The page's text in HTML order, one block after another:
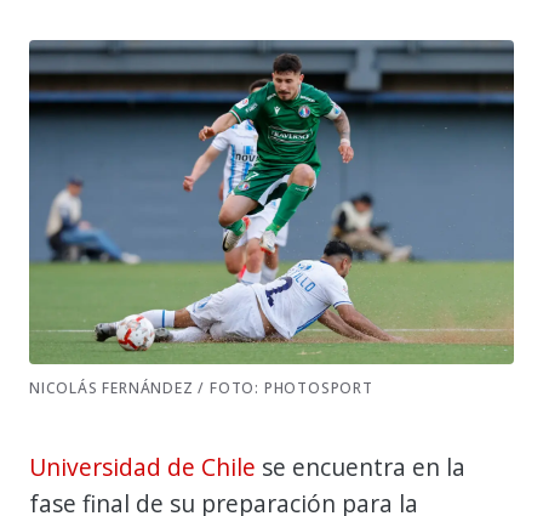
NICOLÁS FERNÁNDEZ / FOTO: PHOTOSPORT
Universidad de Chile se encuentra en la
fase final de su preparación para la